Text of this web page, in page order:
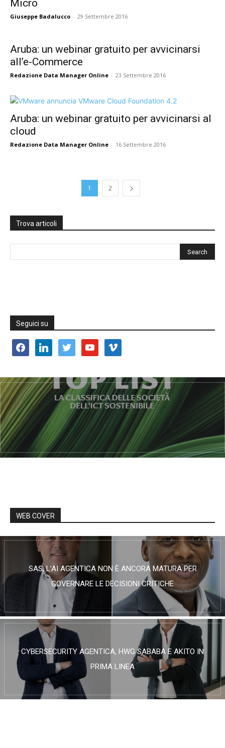
Micro
Giuseppe Badalucco - 29 Settembre 2016
Aruba: un webinar gratuito per avvicinarsi
all’e-Commerce
Redazione Data Manager Online - 23 Settembre 2016
Aruba: un webinar gratuito per avvicinarsi al
cloud
Redazione Data Manager Online - 16 Settembre 2016
1 2
Trova articoli
Seguici su
facebooklinkedin twitter youtube vimeo
WEB COVER
SAS, L’AI AGENTICA NON È ANCORA MATURA PER
GOVERNARE LE DECISIONI CRITICHE
CYBERSECURITY AGENTICA, HWG SABABA E AKITO IN
PRIMA LINEA